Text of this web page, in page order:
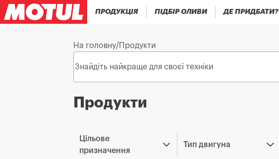
ПРОДУКЦІЯ ПІДБІР ОЛИВИ ДЕ ПРИДБАТИ?
На головну/Продукти
Продукти
Цільове
призначення
Тип двигуна